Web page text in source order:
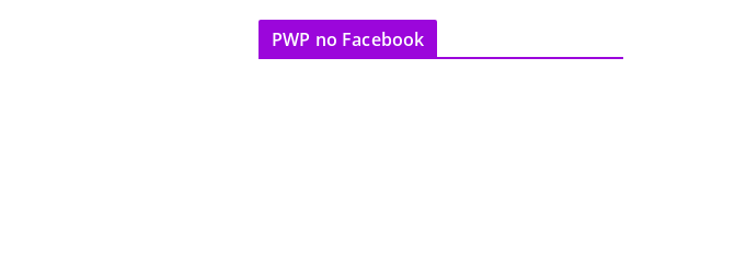
PWP no Facebook